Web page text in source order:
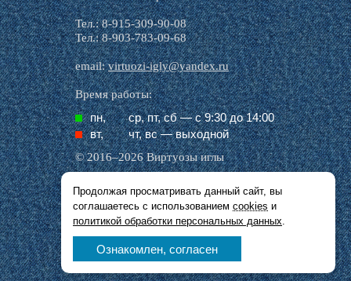
Тел.: 8-915-309-90-08
Тел.: 8-903-783-09-68
email:virtuozi-igly@yandex.ru
Время работы:
пн,
ср, пт, cб — с 9:30 до 14:00
вт,
чт, вс — выходной
© 2016–2026 Виртуозы иглы
Все названия производителей, символика и
описания, присутствующие в наших картинках
и тексте, используются исключительно в целях
идентификации.
Продолжая просматривать данный сайт, вы
соглашаетесь с использованием cookies и
политикой обработки персональных данных.
Ознакомлен, согласен